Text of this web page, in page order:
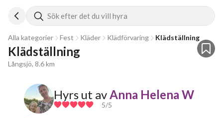
Sök efter det du vill hyra
Alla kategorier Fest Kläder Klädförvaring Klädställning
Klädställning
Långsjö, 8.6 km
Hyrs ut av Anna Helena W
5/5